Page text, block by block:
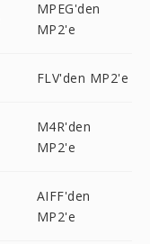
MPEG'den
MP2'e
FLV'den MP2'e
M4R'den
MP2'e
AIFF'den
MP2'e